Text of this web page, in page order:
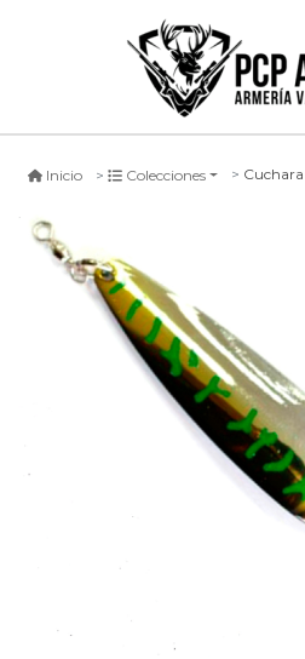
Inicio Colecciones Cuchara ragot